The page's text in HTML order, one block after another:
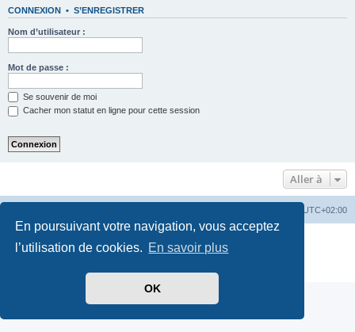
En poursuivant votre navigation, vous acceptez
l’utilisation de cookies. En savoir plus
OK
CONNEXION • S’ENREGISTRER
Nom d’utilisateur :
Mot de passe :
Se souvenir de moi
Cacher mon statut en ligne pour cette session
Aller à
UTC+02:00
Traduit parphpBB-fr.com